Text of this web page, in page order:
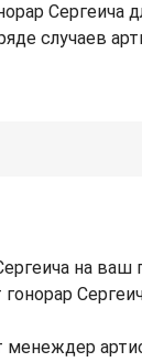
Сергеича
случаев
на ваш